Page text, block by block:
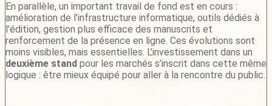
En parallèle, un important travail de fond est en cours :
amélioration de l’infrastructure informatique, outils dédiés à
l’édition, gestion plus efficace des manuscrits et
renforcement de la présence en ligne. Ces évolutions sont
moins visibles, mais essentielles. L’investissement dans un
deuxième stand pour les marchés s’inscrit dans cette même
logique : être mieux équipé pour aller à la rencontre du public.